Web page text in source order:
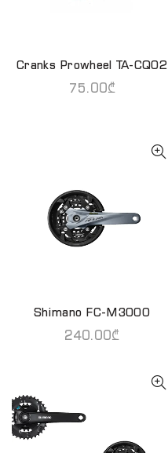
ᲙᲐᲚᲐᲗᲐᲨᲘ ᲓᲐᲛᲐᲢᲔᲑᲐ
Cranks Prowheel TA-CQ02
75.00₾
ᲙᲐᲚᲐᲗᲐᲨᲘ ᲓᲐᲛᲐᲢᲔᲑᲐ
Shimano FC-M3000
240.00₾